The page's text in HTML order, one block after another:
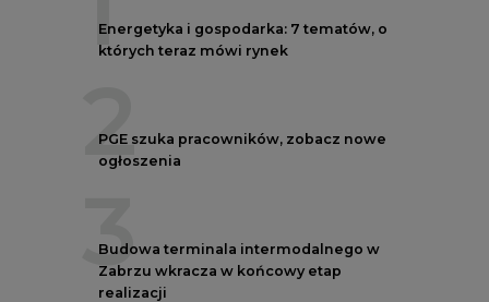
Energetyka i gospodarka: 7 tematów, o
których teraz mówi rynek
2
PGE szuka pracowników, zobacz nowe
ogłoszenia
3
Budowa terminala intermodalnego w
Zabrzu wkracza w końcowy etap
realizacji